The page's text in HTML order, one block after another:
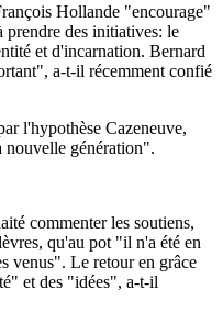
Hollande "encourage"
des initiatives: le
et d'incarnation. Bernard
a-t-il récemment confié
l'hypothèse Cazeneuve,
génération".
commenter les soutiens,
qu'au pot "il n'a été en
venus". Le retour en grâce
et des "idées", a-t-il